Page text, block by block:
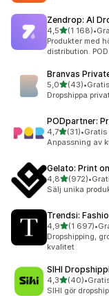
Zendrop: AI
4,5av 5 stjärnor
(1 168)
1168 •
Produkter med
distribution. POD.
Branvas
5,0av 5 stjärnor
(43)
43 recensioner
•
Dropshippa
PODpartner:
4,7av 5 stjärnor
(31)
31 recensioner
•
Anpassning av
Gelato: Print
4,8av 5 stjärnor
(972)
972 recensioner
•
Sälj unika
Trendsi:
4,9av 5 stjärnor
(1 697)
1697 •
Dropshipping,
kvalitet
SIHI
4,3av 5 stjärnor
(40)
40 recensioner
•
SIHI gör